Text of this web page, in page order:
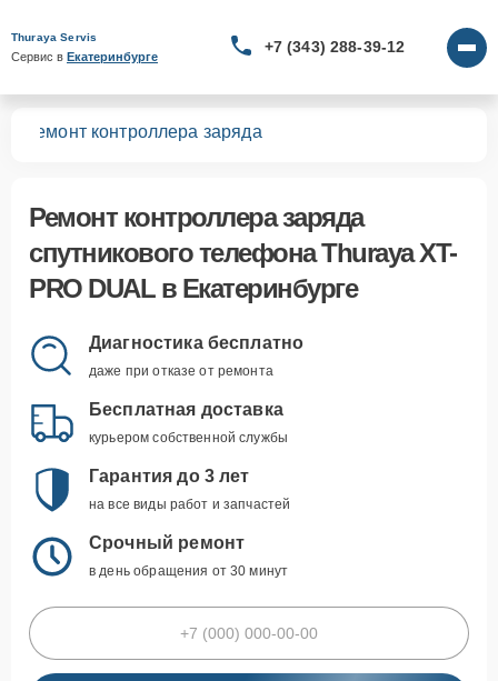
Thuraya Servis
Сервис в Екатеринбурге
+7 (343) 288-39-12
Ремонт контроллера заряда
Ремонт контроллера заряда
спутникового телефона Thuraya XT-
PRO DUAL в Екатеринбурге
Диагностика бесплатно
даже при отказе от ремонта
Бесплатная доставка
курьером собственной службы
Гарантия до 3 лет
на все виды работ и запчастей
Срочный ремонт
в день обращения от 30 минут